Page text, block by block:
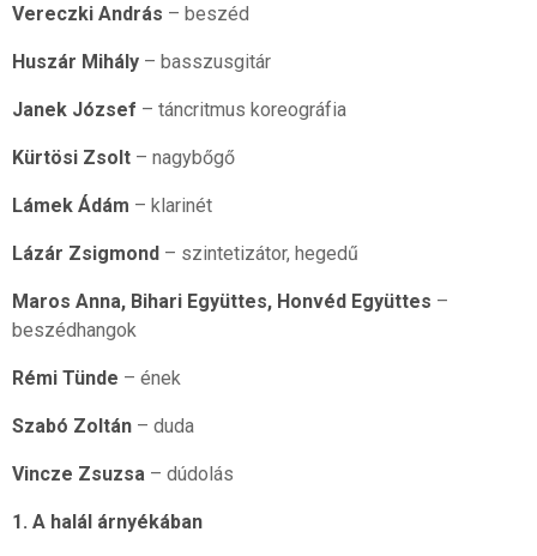
Vereczki András – beszéd
Huszár Mihály– basszusgitár
Janek József – táncritmus koreográfia
Kürtösi Zsolt– nagybőgő
Lámek Ádám – klarinét
Lázár Zsigmond– szintetizátor, hegedű
Maros Anna, Bihari Együttes, Honvéd Együttes –
beszédhangok
Rémi Tünde – ének
Szabó Zoltán– duda
Vincze Zsuzsa – dúdolás
1. A halál árnyékában